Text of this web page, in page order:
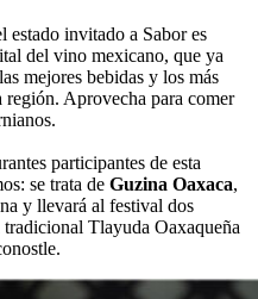
estado invitado a Sabor es
del vino mexicano, que ya
mejores bebidas y los más
Aprovecha para comer
participantes de esta
se trata de Guzina Oaxaca,
y llevará al festival dos
Tlayuda Oaxaqueña